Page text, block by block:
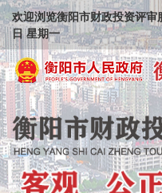
欢迎浏览衡阳市财政投资评
日星期一